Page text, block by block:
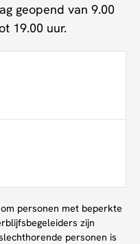
geopend van 9.00
19.00 uur.
personen met beperkte
zijn
personen is